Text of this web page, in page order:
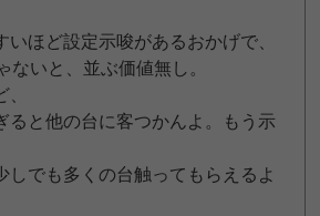
いほど設定示唆があるおかげで、
ないと、並ぶ価値無し。
ると他の台に客つかんよ。もう示
しでも多くの台触ってもらえるよ